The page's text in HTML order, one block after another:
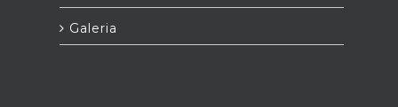
Galeria